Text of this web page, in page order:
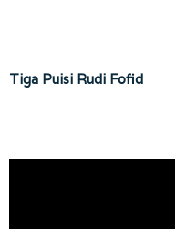
Tiga Puisi Rudi Fofid